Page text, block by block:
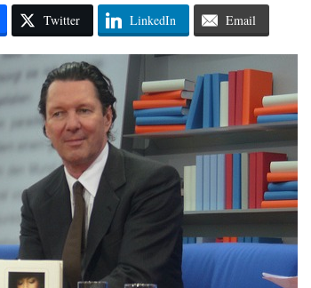
Twitter LinkedIn Email